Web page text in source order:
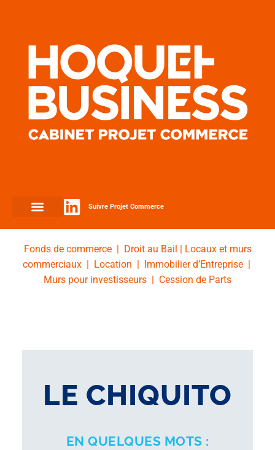
Suivre Projet Commerce
Fonds de commerce| Droit au Bail
Locaux et murs
commerciaux| Location Immobilier d’Entreprise|
Murs pour investisseurs
Cession de Parts
LE CHIQUITO
EN QUELQUES MOTS :